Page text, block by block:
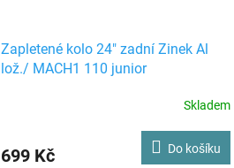
Zapletené kolo 24" zadní Zinek Al
lož./ MACH1 110 junior
Skladem
699 Kč Do košíku